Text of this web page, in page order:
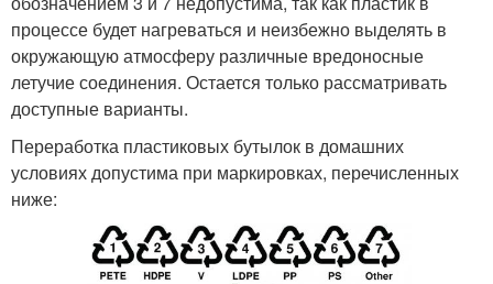
процессе будет нагреваться и неизбежно выделять в
окружающую атмосферу различные вредоносные
летучие соединения. Остается только рассматривать
доступные варианты.
Переработка пластиковых бутылок в домашних
условиях допустима при маркировках, перечисленных
ниже: